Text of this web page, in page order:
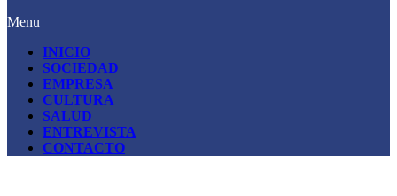
Menu
INICIO
SOCIEDAD
EMPRESA
CULTURA
SALUD
ENTREVISTA
CONTACTO